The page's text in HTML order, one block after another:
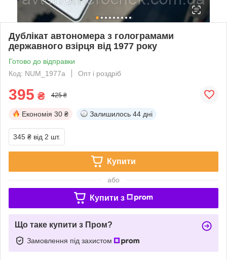
Дублікат автономера з голограмами
державного взірця від 1977 року
Готово до відправки
Код: NUM_1977a
Опт і роздріб
395 ₴ 425 ₴
Економія 30 ₴ Залишилось 44 дні
345 ₴ від 2 шт.
Купити
або
Купити з
Що таке купити з Пром?
Замовлення під захистом